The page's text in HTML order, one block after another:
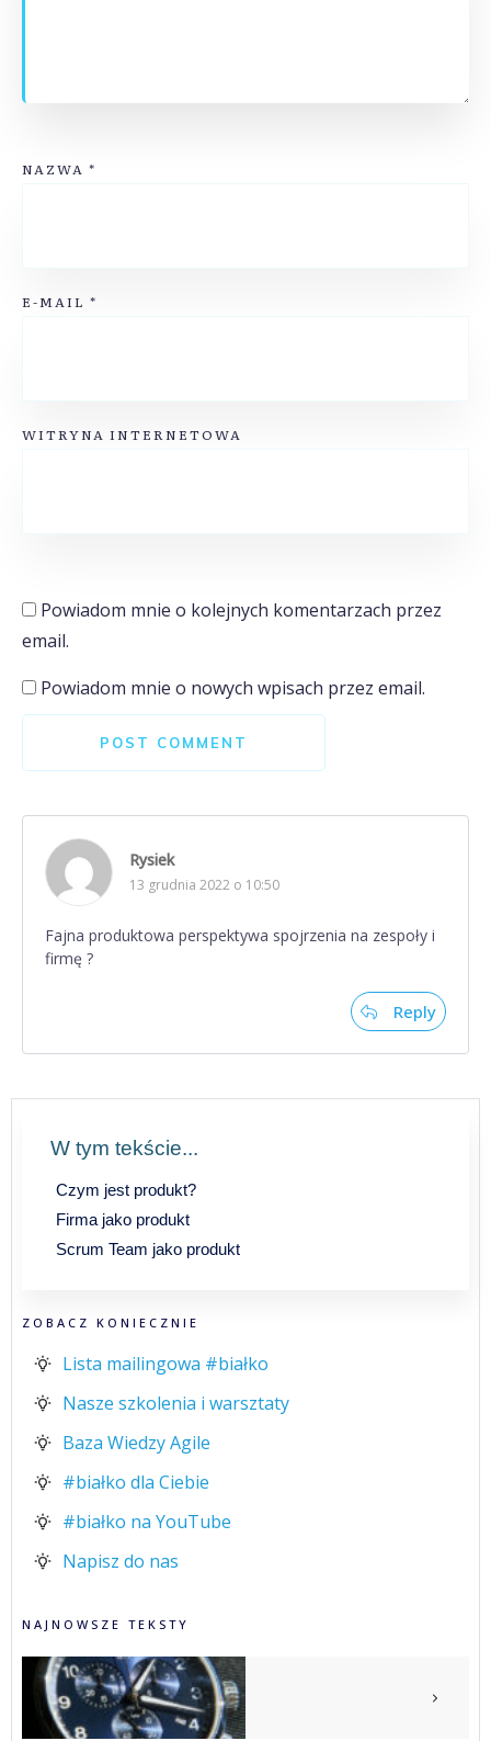
NAZWA *
E-MAIL *
WITRYNA INTERNETOWA
Powiadom mnie o kolejnych komentarzach przez
email.
Powiadom mnie o nowych wpisach przez email.
POST COMMENT
Rysiek
13 grudnia 2022 o 10:50
Fajna produktowa perspektywa spojrzenia na zespoły i
firmę ?
Reply
W tym tekście...
Czym jest produkt?
Firma jako produkt
Scrum Team jako produkt
ZOBACZ KONIECZNIE
Lista mailingowa #białko
Nasze szkolenia i warsztaty
Baza Wiedzy Agile
#białko dla Ciebie
#białko na YouTube
Napisz do nas
NAJNOWSZE TEKSTY